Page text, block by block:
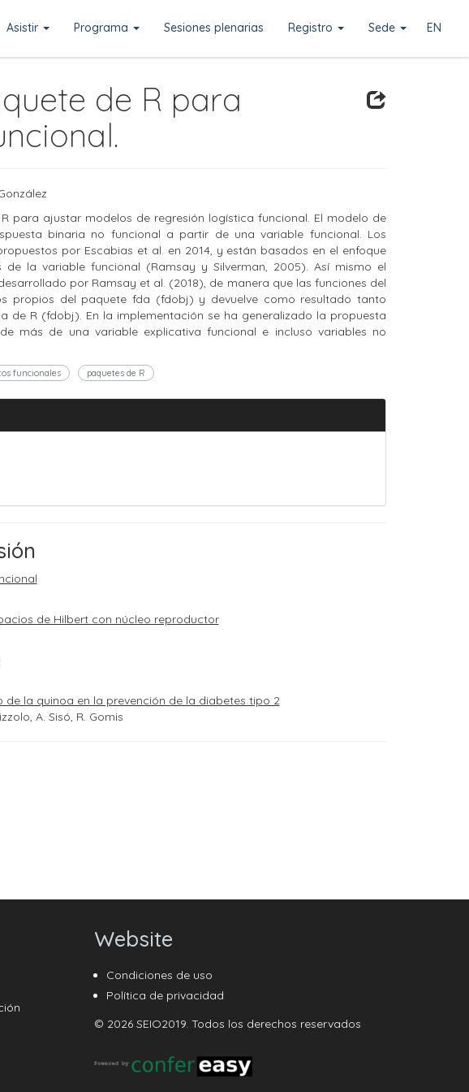
EN
Asistir Programa Sesiones plenarias Registro Sede
de R para
para ajustar modelos de regresión logística funcional. El modelo de
binaria no funcional a partir de una variable funcional. Los
por Escabias et al. en 2014, y están basados en el enfoque
la variable funcional (Ramsay y Silverman, 2005). Así mismo el
por Ramsay et al. (2018), de manera que las funciones del
propios del paquete fda (fdobj) y devuelve como resultado tanto
R (fdobj). En la implementación se ha generalizado la propuesta
más de una variable explicativa funcional e incluso variables no
funcionales paquetes de R
de Hilbert con núcleo reproductor
la quinoa en la prevención de la diabetes tipo 2
A. Sisó, R. Gomis
Website
Condiciones de uso
Política de privacidad
© 2026 SEIO2019. Todos los derechos reservados